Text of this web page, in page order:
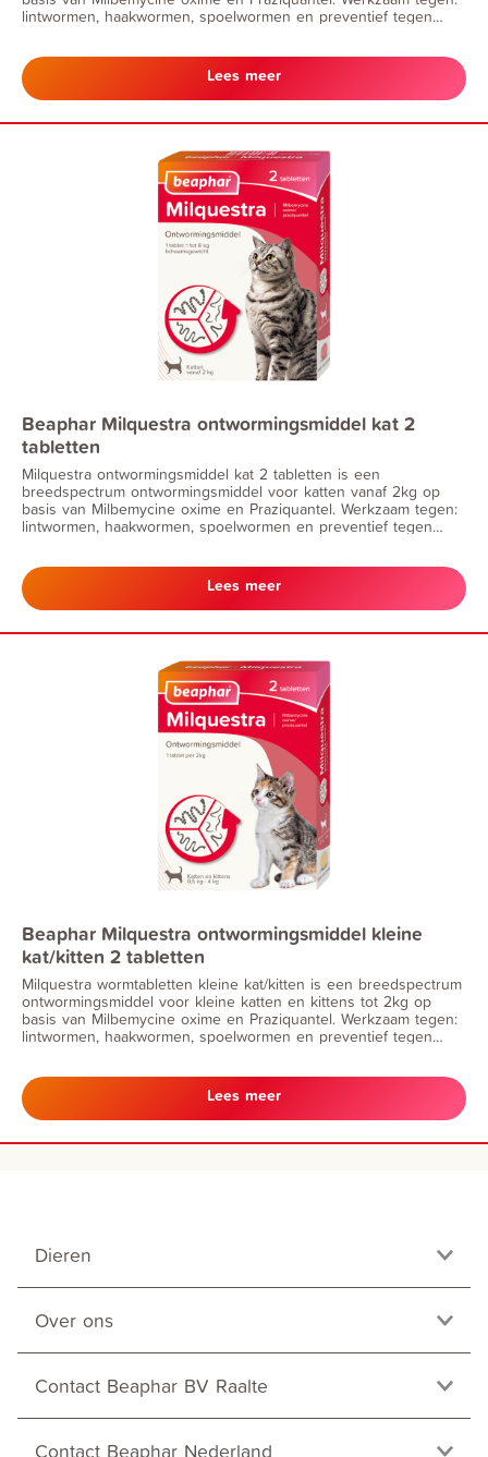
lintwormen, haakwormen, spoelwormen en preventief tegen
Lees meer
Beaphar Milquestra ontwormingsmiddel kat 2
tabletten
Milquestra ontwormingsmiddel kat 2 tabletten is een
breedspectrum ontwormingsmiddel voor katten vanaf 2kg op
basis van Milbemycine oxime en Praziquantel. Werkzaam tegen:
lintwormen, haakwormen, spoelwormen en preventief tegen
Lees meer
Beaphar Milquestra ontwormingsmiddel kleine
kat/kitten 2 tabletten
Milquestra wormtabletten kleine kat/kitten is een breedspectrum
ontwormingsmiddel voor kleine katten en kittens tot 2kg op
basis van Milbemycine oxime en Praziquantel. Werkzaam tegen:
lintwormen, haakwormen, spoelwormen en preventief tegen
Lees meer
Dieren
Over ons
Contact Beaphar BV Raalte
Contact Beaphar Nederland